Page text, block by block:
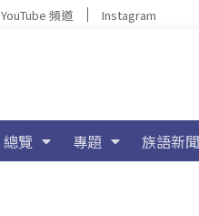
YouTube 頻道 Instagram
總覽 專題 族語新聞